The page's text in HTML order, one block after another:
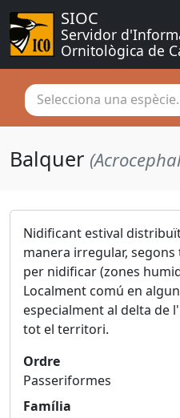
SIOC
Servidor
Ornitològica de
Selecciona una
Balquer
Nidificant estival
manera irregular,
per nidificar (zones
Localment comú en
especialment al delta de
tot el territori.
Ordre
Passeriformes
Família